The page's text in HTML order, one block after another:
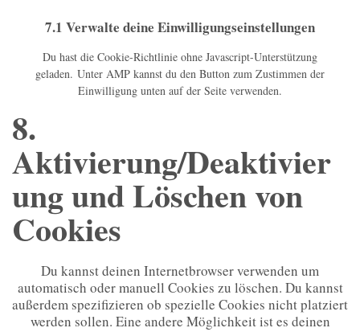
7.1 Verwalte deine Einwilligungseinstellungen
Du hast die Cookie-Richtlinie ohne Javascript-Unterstützung
geladen. Unter AMP kannst du den Button zum Zustimmen der
Einwilligung unten auf der Seite verwenden.
8.
Aktivierung/Deaktivier
ung und Löschen von
Cookies
Du kannst deinen Internetbrowser verwenden um
automatisch oder manuell Cookies zu löschen. Du kannst
außerdem spezifizieren ob spezielle Cookies nicht platziert
werden sollen. Eine andere Möglichkeit ist es deinen